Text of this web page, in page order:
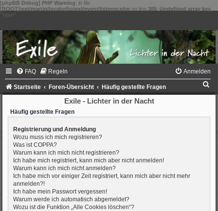
[phpBB Debug] PHP Warning: in file
[ROOT]/ext/martin/localurltotext/event/listener.php on line 385: Undefined array key
FAQ Regeln Anmelden
Startseite Foren-Übersicht Häufig gestellte Fragen
Exile - Lichter in der Nacht
Häufig gestellte Fragen
Registrierung und Anmeldung
Wozu muss ich mich registrieren?
Was ist COPPA?
Warum kann ich mich nicht registrieren?
Ich habe mich registriert, kann mich aber nicht anmelden!
Warum kann ich mich nicht anmelden?
Ich habe mich vor einiger Zeit registriert, kann mich aber nicht mehr
anmelden?!
Ich habe mein Passwort vergessen!
Warum werde ich automatisch abgemeldet?
Wozu ist die Funktion „Alle Cookies löschen“?